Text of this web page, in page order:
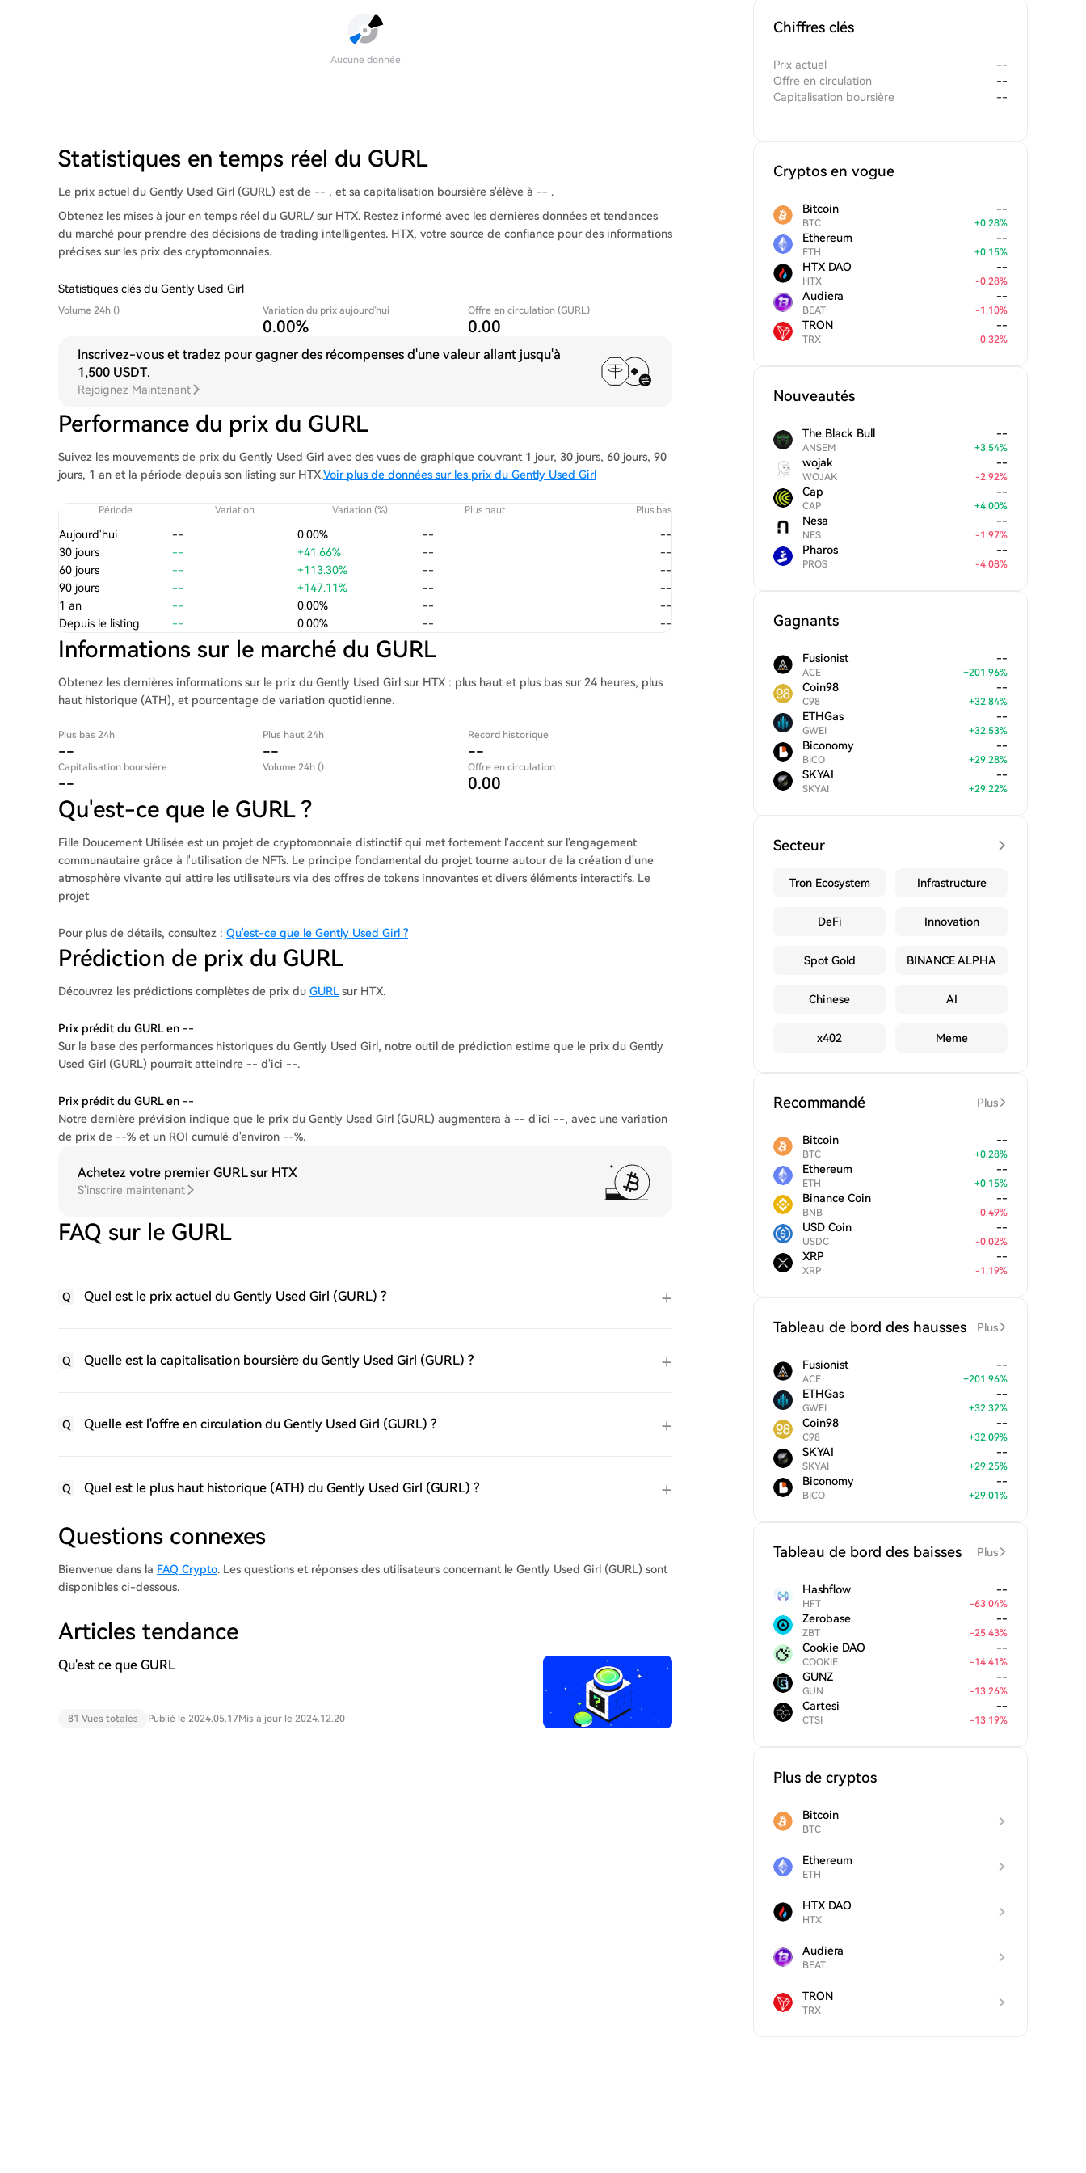
Aucune donnée
Statistiques en temps réel du GURL
Le prix actuel du Gently Used Girl (GURL) est de -- , et sa capitalisation boursière s'élève à -- .
Obtenez les mises à jour en temps réel du GURL/ sur HTX. Restez informé avec les dernières données et tendances
du marché pour prendre des décisions de trading intelligentes. HTX, votre source de confiance pour des informations
précises sur les prix des cryptomonnaies.
Statistiques clés du Gently Used Girl
Volume 24h () Variation du prix aujourd'hui
0.00%
Offre en circulation (GURL)
0.00
Inscrivez-vous et tradez pour gagner des récompenses d'une valeur allant jusqu'à
1,500 USDT.
Rejoignez Maintenant
Performance du prix du GURL
Suivez les mouvements de prix du Gently Used Girl avec des vues de graphique couvrant 1 jour, 30 jours, 60 jours, 90
jours, 1 an et la période depuis son listing sur HTX.Voir plus de données sur les prix du Gently Used Girl
Période Variation Variation (%) Plus haut Plus bas
Aujourd'hui -- 0.00% --
--
30 jours
-- +41.66% --
--
60 jours
-- +113.30% --
--
90 jours
-- +147.11% --
--
1 an
-- 0.00% --
--
Depuis le listing
-- 0.00% -- --
Informations sur le marché du GURL
Obtenez les dernières informations sur le prix du Gently Used Girl sur HTX : plus haut et plus bas sur 24 heures, plus
haut historique (ATH), et pourcentage de variation quotidienne.
Plus bas 24h
--
Plus haut 24h
--
Record historique
--
Capitalisation boursière
--
Volume 24h () Offre en circulation
0.00
Qu'est-ce que le GURL ?
Fille Doucement Utilisée est un projet de cryptomonnaie distinctif qui met fortement l'accent sur l'engagement
communautaire grâce à l'utilisation de NFTs. Le principe fondamental du projet tourne autour de la création d'une
atmosphère vivante qui attire les utilisateurs via des offres de tokens innovantes et divers éléments interactifs. Le
projet
Pour plus de détails, consultez : Qu'est-ce que le Gently Used Girl ?
Prédiction de prix du GURL
Découvrez les prédictions complètes de prix du GURLsur HTX.
Prix prédit du GURL en --
Sur la base des performances historiques du Gently Used Girl, notre outil de prédiction estime que le prix du Gently
Used Girl (GURL) pourrait atteindre -- d'ici --.
Prix prédit du GURL en --
Notre dernière prévision indique que le prix du Gently Used Girl (GURL) augmentera à -- d'ici --, avec une variation
de prix de --% et un ROI cumulé d'environ --%.
Achetez votre premier GURL sur HTX
S'inscrire maintenant
FAQ sur le GURL
Q Quel est le prix actuel du Gently Used Girl (GURL) ?
Q Quelle est la capitalisation boursière du Gently Used Girl (GURL) ?
Q Quelle est l'offre en circulation du Gently Used Girl (GURL) ?
Q Quel est le plus haut historique (ATH) du Gently Used Girl (GURL) ?
Questions connexes
Bienvenue dans la FAQ Crypto. Les questions et réponses des utilisateurs concernant le Gently Used Girl (GURL) sont
disponibles ci-dessous.
Articles tendance
Qu'est ce que GURL
81 Vues totales Publié le 2024.05.17Mis à jour le 2024.12.20
Chiffres clés
Prix actuel
--
Offre en circulation
--
Capitalisation boursière
--
Cryptos en vogue
Bitcoin
BTC
--
+0.28%
Ethereum
ETH
--
+0.15%
HTX DAO
HTX
--
-0.28%
Audiera
BEAT
--
-1.10%
TRON
TRX
--
-0.32%
Nouveautés
The Black Bull
ANSEM
--
+3.54%
wojak
WOJAK
--
-2.92%
Cap
CAP
--
+4.00%
Nesa
NES
--
-1.97%
Pharos
PROS
--
-4.08%
Gagnants
Fusionist
ACE
--
+201.96%
Coin98
C98
--
+32.84%
ETHGas
GWEI
--
+32.53%
Biconomy
BICO
--
+29.28%
SKYAI
SKYAI
--
+29.22%
Secteur
Tron Ecosystem Infrastructure
DeFi Innovation
Spot Gold BINANCE ALPHA
Chinese AI
x402 Meme
Recommandé Plus
Bitcoin
BTC
--
+0.28%
Ethereum
ETH
--
+0.15%
Binance Coin
BNB
--
-0.49%
USD Coin
USDC
--
-0.02%
XRP
XRP
--
-1.19%
Tableau de bord des hausses Plus
Fusionist
ACE
--
+201.96%
ETHGas
GWEI
--
+32.32%
Coin98
C98
--
+32.09%
SKYAI
SKYAI
--
+29.25%
Biconomy
BICO
--
+29.01%
Tableau de bord des baisses Plus
Hashflow
HFT
--
-63.04%
Zerobase
ZBT
--
-25.43%
Cookie DAO
COOKIE
--
-14.41%
GUNZ
GUN
--
-13.26%
Cartesi
CTSI
--
-13.19%
Plus de cryptos
Bitcoin
BTC
Ethereum
ETH
HTX DAO
HTX
Audiera
BEAT
TRON
TRX